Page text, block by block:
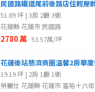
51.89 坪 | 3房 2廳 3衛
花蓮縣 花蓮市 民國路
2780 萬 53.57萬/坪
19.19 坪 | 2房 1廳 1衛
勞麗仕 花蓮縣 花蓮市 富裕十六街